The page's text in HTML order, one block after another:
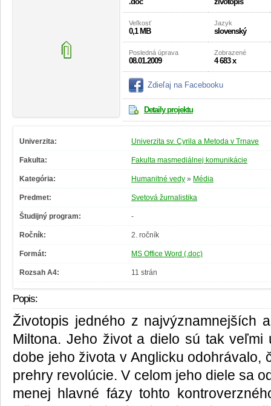
Veľkosť
0,1 MB
Jazyk
slovenský
Posledná úprava
08.01.2009
Zobrazené
4 683 x
Zdieľaj na Facebooku
Detaily projektu
Univerzita: Univerzita sv. Cyrila a Metoda v Trnave
Fakulta: Fakulta masmediálnej komunikácie
Kategória: Humanitné vedy » Média
Predmet: Svetová žurnalistika
Študijný program: -
Ročník: 2. ročník
Formát: MS Office Word (.doc)
Rozsah A4: 11 strán
Popis:
Životopis jedného z najvýznamnejších
Miltona. Jeho život a dielo sú tak
dobe jeho života v Anglicku odohrávalo,
prehry revolúcie. V celom jeho diele sa
menej hlavné fázy tohto